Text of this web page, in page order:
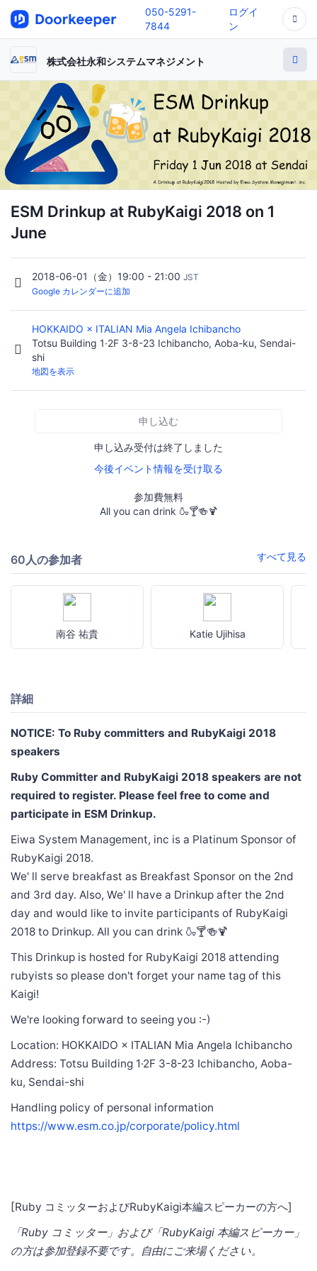
050-5291-
7844
ログイ
ン
株式会社永和システムマネジメント
ESM Drinkup at RubyKaigi 2018 on 1
June
2018-06-01（金）19:00 - 21:00 JST
Google カレンダーに追加
HOKKAIDO × ITALIAN Mia Angela Ichibancho
Totsu Building 1·2F 3-8-23 Ichibancho, Aoba-ku, Sendai-
shi
地図を表示
申し込む
申し込み受付は終了しました
今後イベント情報を受け取る
参加費無料
All you can drink 🍶🍸🍻🍹
60人の参加者 すべて見る
南谷 祐貴 Katie Ujihisa
詳細
NOTICE: To Ruby committers and RubyKaigi 2018
speakers
Ruby Committer and RubyKaigi 2018 speakers are not
required to register. Please feel free to come and
participate in ESM Drinkup.
Eiwa System Management, inc is a Platinum Sponsor of
RubyKaigi 2018.
We' ll serve breakfast as Breakfast Sponsor on the 2nd
and 3rd day. Also, We' ll have a Drinkup after the 2nd
day and would like to invite participants of RubyKaigi
2018 to Drinkup. All you can drink 🍶🍸🍻🍹
This Drinkup is hosted for RubyKaigi 2018 attending
rubyists so please don't forget your name tag of this
Kaigi!
We're looking forward to seeing you :-)
Location: HOKKAIDO × ITALIAN Mia Angela Ichibancho
Address: Totsu Building 1·2F 3-8-23 Ichibancho, Aoba-
ku, Sendai-shi
Handling policy of personal information
https://www.esm.co.jp/corporate/policy.html
[Ruby コミッターおよびRubyKaigi本編スピーカーの方へ]
「Ruby コミッター」および「RubyKaigi 本編スピーカー」
の方は参加登録不要です。自由にご来場ください。